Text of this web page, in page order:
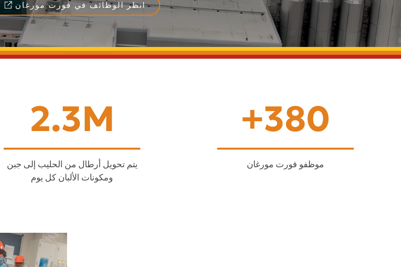
انظر الوظائف في فورت مورغان
380+
موظفو فورت مورغان
2.3M
يتم تحويل أرطال من الحليب إلى جبن
ومكونات الألبان كل يوم